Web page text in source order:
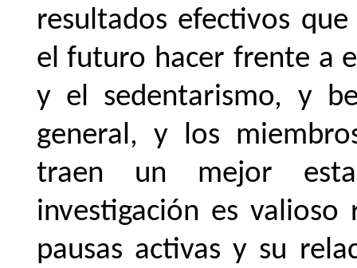
resultados efectivos
el futuro hacer frente a
y el sedentarismo, y
general, y los
traen un mejor
investigación es
pausas activas y su